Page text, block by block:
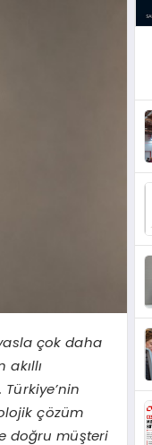
çok daha
çözüm
doğru müşteri